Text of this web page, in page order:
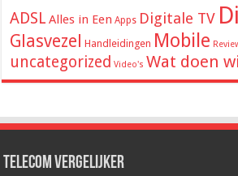
ADSL Alles in Een Apps Digitale TV
Glasvezel Handleidingen Mobile
uncategorized Video's Wat doen
Telecom Vergelijker